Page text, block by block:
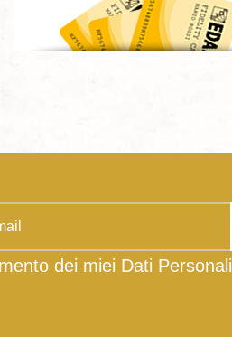
dei miei Dati Personali